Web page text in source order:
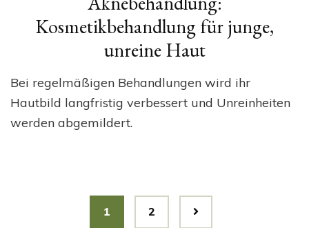
Kosmetikbehandlung für junge,
unreine Haut
Bei regelmäßigen Behandlungen wird ihr
Hautbild langfristig verbessert und Unreinheiten
werden abgemildert.
Beitragsnavigation
Page
1 Page
2